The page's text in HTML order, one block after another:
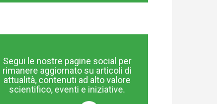
Segui le nostre pagine social per
rimanere aggiornato su articoli di
attualità, contenuti ad alto valore
scientifico, eventi e iniziative.